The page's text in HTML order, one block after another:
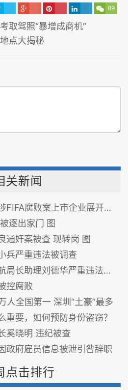
89
取驾照“暴增成商机”
点大揭秘
关新闻
腐败案上市企业展开调查
逐出家门 图
通奸案被查 现转岗 图
兵严重违法被调查
长助理刘德华严重违法被查
控腐败
人全国第一 深圳“土豪”最多
重要，如何预防身份盗窃？
奚晓明 违纪被查
政府雇员信息被泄引咎辞职
点击排行